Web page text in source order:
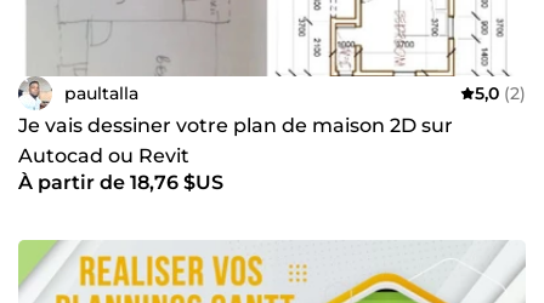
paultalla 5,0 (2)
Je vais dessiner votre plan de maison 2D sur
Autocad ou Revit
À partir de 18,76 $US